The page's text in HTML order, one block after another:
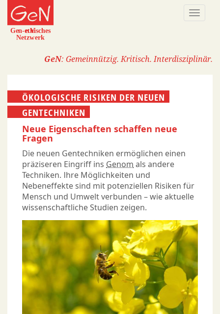
Direkt
zum
Inhalt
GeN: Gemeinnützig. Kritisch. Interdisziplinär.
ÖKOLOGISCHE RISIKEN DER NEUEN
GENTECHNIKEN
Neue Eigenschaften schaffen neue
Fragen
Die neuen Gentechniken ermöglichen einen
präziseren Eingriff ins Genom als andere
Techniken. Ihre Möglichkeiten und
Nebeneffekte sind mit potenziellen Risiken für
Mensch und Umwelt verbunden – wie aktuelle
wissenschaftliche Studien zeigen.